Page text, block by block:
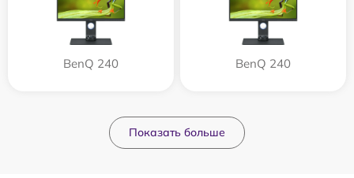
BenQ 240 BenQ 240
Показать больше